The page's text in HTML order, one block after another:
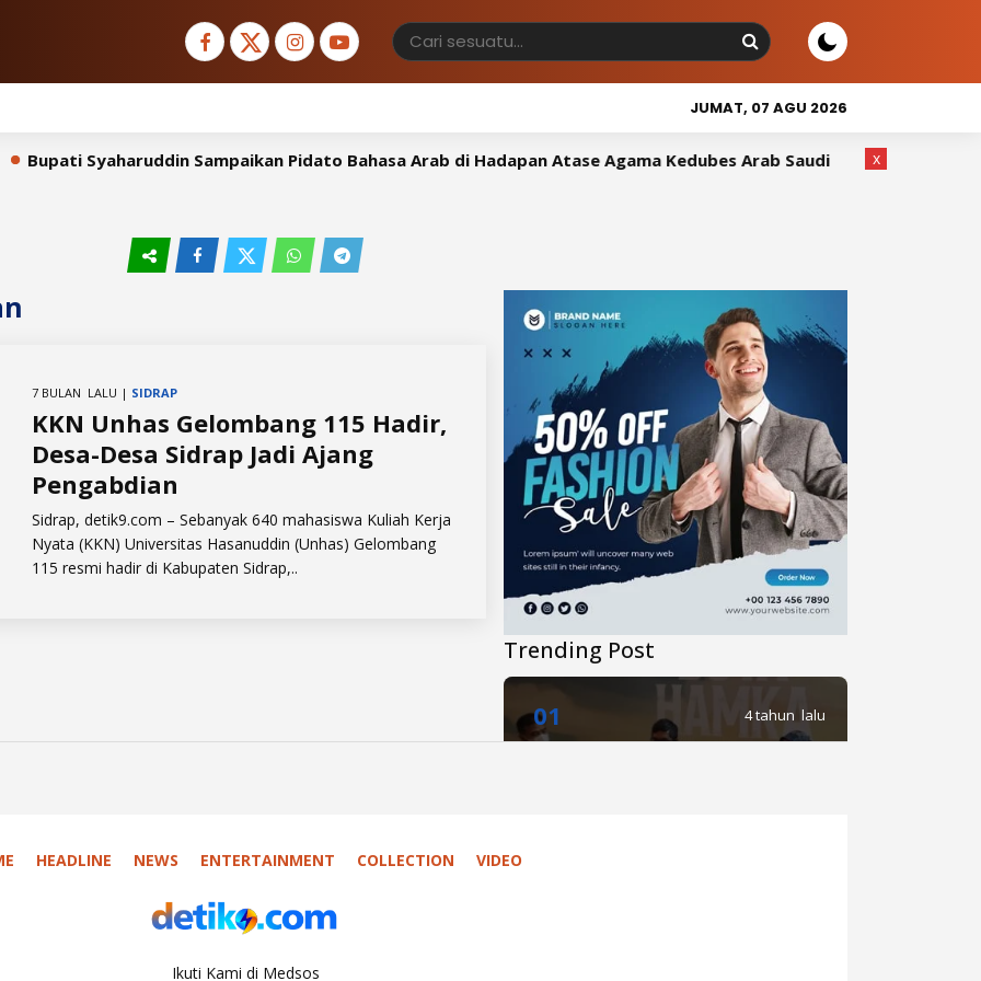
JUMAT, 07 AGU 2026
Syaharuddin Sampaikan Pidato Bahasa Arab di Hadapan Atase Agama Kedubes Arab Saudi Wakil Bupati
7 BULAN LALU | SIDRAP
KKN Unhas Gelombang 115 Hadir,
Desa-Desa Sidrap Jadi Ajang
Pengabdian
Sidrap, detik9.com – Sebanyak 640 mahasiswa Kuliah Kerja
Nyata (KKN) Universitas Hasanuddin (Unhas) Gelombang
115 resmi hadir di Kabupaten Sidrap,..
Trending Post
01 4 tahun lalu
Di Novel Buya Hamka, A Fuadi
x
HEADLINE NEWS ENTERTAINMENT COLLECTION VIDEO
Ikuti Kami di Medsos